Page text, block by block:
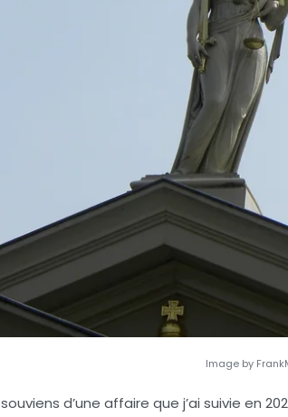
Image by
d’une affaire que j’ai suivie en